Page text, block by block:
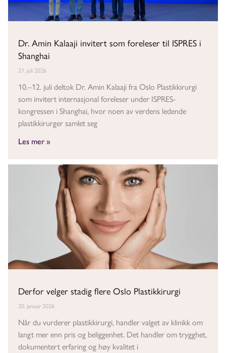
Dr. Amin Kalaaji invitert som foreleser til ISPRES i
Shanghai
21. juli 2026
10.–12. juli deltok Dr. Amin Kalaaji fra Oslo Plastikkirurgi
som invitert internasjonal foreleser under ISPRES-
kongressen i Shanghai, hvor noen av verdens ledende
plastikkirurger samlet seg
Les mer »
Derfor velger stadig flere Oslo Plastikkirurgi
20. januar 2026
Når du vurderer plastikkirurgi, handler valget av klinikk om
langt mer enn pris og beliggenhet. Det handler om trygghet,
dokumentert erfaring og høy kvalitet i